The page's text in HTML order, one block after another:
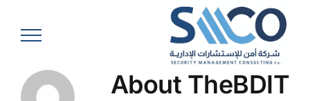
content
About TheBDIT